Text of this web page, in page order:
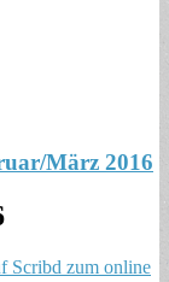
März 2016